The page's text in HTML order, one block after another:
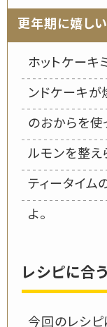
更年期に嬉し
ホットケーキ
ンドケーキが
のおからを使
ルモンを整え
ティータイム
よ。
レシピに合
今回のレシピ